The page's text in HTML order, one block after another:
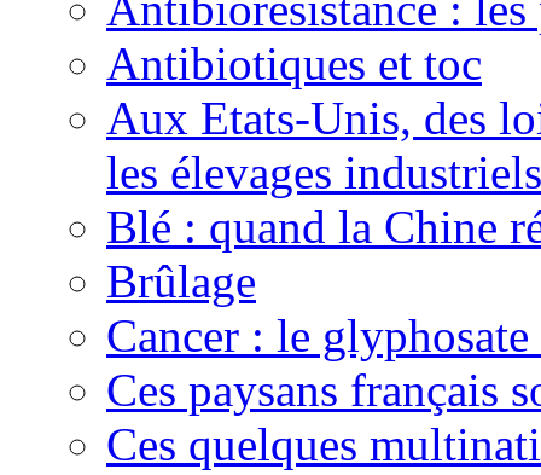
Antibiotiques et toc
Aux Etats-Unis, des
les élevages industriels
Blé : quand la Chine
Brûlage
Cancer : le
Ces paysans français
Ces quelques